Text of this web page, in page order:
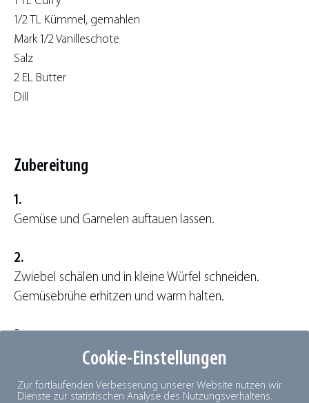
Cookie-Einstellungen
Zur fortlaufenden Verbesserung unserer Website nutzen wir
Dienste zur statistischen Analyse des Nutzungsverhaltens.
1/2 TL Kümmel, gemahlen
Mark 1/2 Vanilleschote
Salz
2 EL Butter
Dill
Zubereitung
1.
Gemüse und Garnelen auftauen lassen.
2.
Zwiebel schälen und in kleine Würfel schneiden.
Gemüsebrühe erhitzen und warm halten.
Zwiebel in einem Topf in Sonnenblumenöl hell
Rühren mitschwitzen lassen.